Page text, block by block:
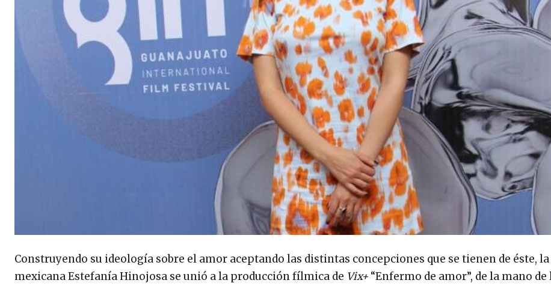
Construyendo su ideología sobre el amor aceptando las distintas concepciones que se tienen de éste,
mexicana Estefanía Hinojosa se unió a la producción fílmica de Vix+ “Enfermo de amor”, de la mano de